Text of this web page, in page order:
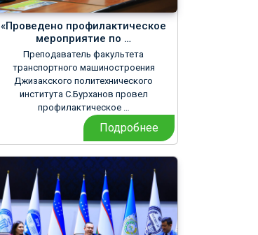
«Проведено профилактическое
мероприятие по …
Преподаватель факультета
транспортного машиностроения
Джизакского политехнического
института С.Бурханов провел
профилактическое …
Подробнее